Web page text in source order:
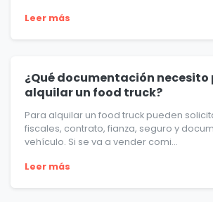
Leer más
¿Qué documentación necesito
alquilar un food truck?
Para alquilar un food truck pueden
fiscales, contrato, fianza, seguro y
vehículo. Si se va a vender comi...
Leer más